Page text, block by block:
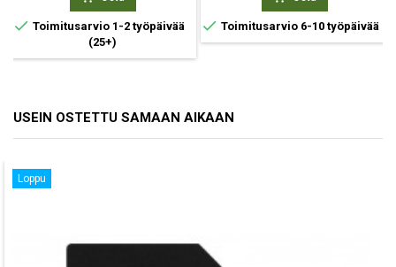
 Toimitusarvio 1-2 työpäivää
(25+)
 Toimitusarvio 6-10 työpäivää
USEIN OSTETTU SAMAAN AIKAAN
Loppu